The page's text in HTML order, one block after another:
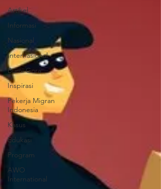
Artikel
Informasi
Nasional
Internasional
Bumi Gora
Inspirasi
Pekerja Migran
Indonesia
Kasus
Edukasi
Program
AWO
International